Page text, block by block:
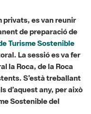
La sessió es va fer
la Roca, de la Roca
S’està treballant
d’aquest any, per això
Sostenible del
la Federació Europarc
organitzacions que